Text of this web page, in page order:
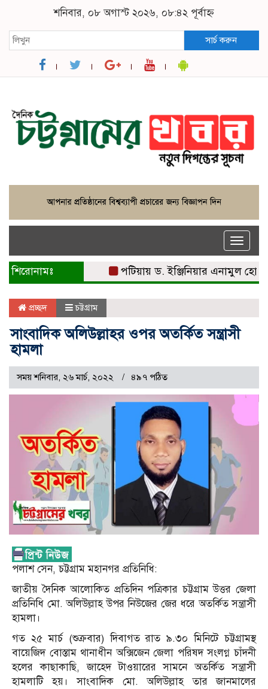
শনিবার, ০৮ অগাস্ট ২০২৬, ০৮:৪২ পূর্বাহ্ন
সার্চ করুন
Toggle
শিরোনামঃ পটিয়ায় ড. ইঞ্জিনিয়ার এনামুল হোসেনকে
প্রচ্ছদ চট্টগ্রাম
সাংবাদিক অলিউল্লাহর ওপর অতর্কিত সন্ত্রাসী
হামলা
সময় শনিবার, ২৬ মার্চ, ২০২২ ৪৯৭ পঠিত
পলাশ সেন, চট্টগ্রাম মহানগর প্রতিনিধি:
জাতীয় দৈনিক আলোকিত প্রতিদিন পত্রিকার চট্টগ্রাম উত্তর জেলা
প্রতিনিধি মো. অলিউল্লাহ উপর নিউজের জের ধরে অতর্কিত সন্ত্রাসী
হামলা।
গত ২৫ মার্চ (শুক্রবার) দিবাগত রাত ৯.৩০ মিনিটে চট্টগ্রামস্থ
বায়েজিদ বোস্তাম থানাধীন অক্সিজেন জেলা পরিষদ সংলগ্ন চাঁদনী
হলের কাছাকাছি, জাহেদ টাওয়ারের সামনে অতর্কিত সন্ত্রাসী
হামলাটি হয়। সাংবাদিক মো. অলিউল্লাহ তার জানমালের